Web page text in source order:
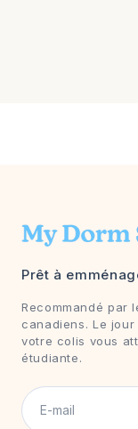
Prêt à
Recommandé par
canadiens. Le
votre colis vous
étudiante.